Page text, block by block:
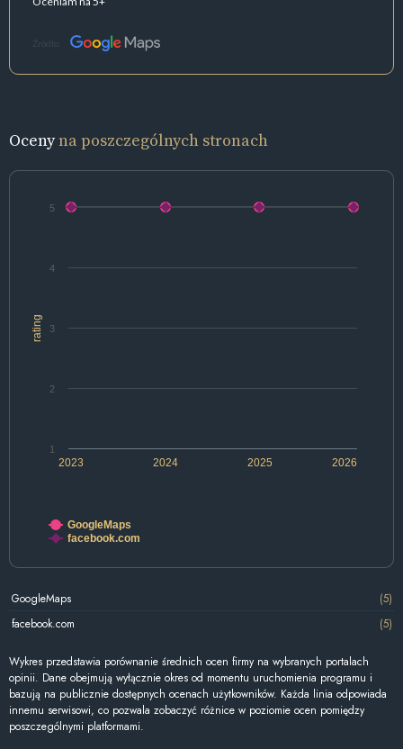
Źródło:
Ocenyna poszczególnych stronach
rating
2024 2026
2023 2025
1
2
3
4
5
GoogleMaps
facebook.com
GoogleMaps
(5)
facebook.com
(5)
Wykres przedstawia porównanie średnich ocen firmy na wybranych portalach
opinii. Dane obejmują wyłącznie okres od momentu uruchomienia programu i
bazują na publicznie dostępnych ocenach użytkowników. Każda linia odpowiada
innemu serwisowi, co pozwala zobaczyć różnice w poziomie ocen pomiędzy
poszczególnymi platformami.